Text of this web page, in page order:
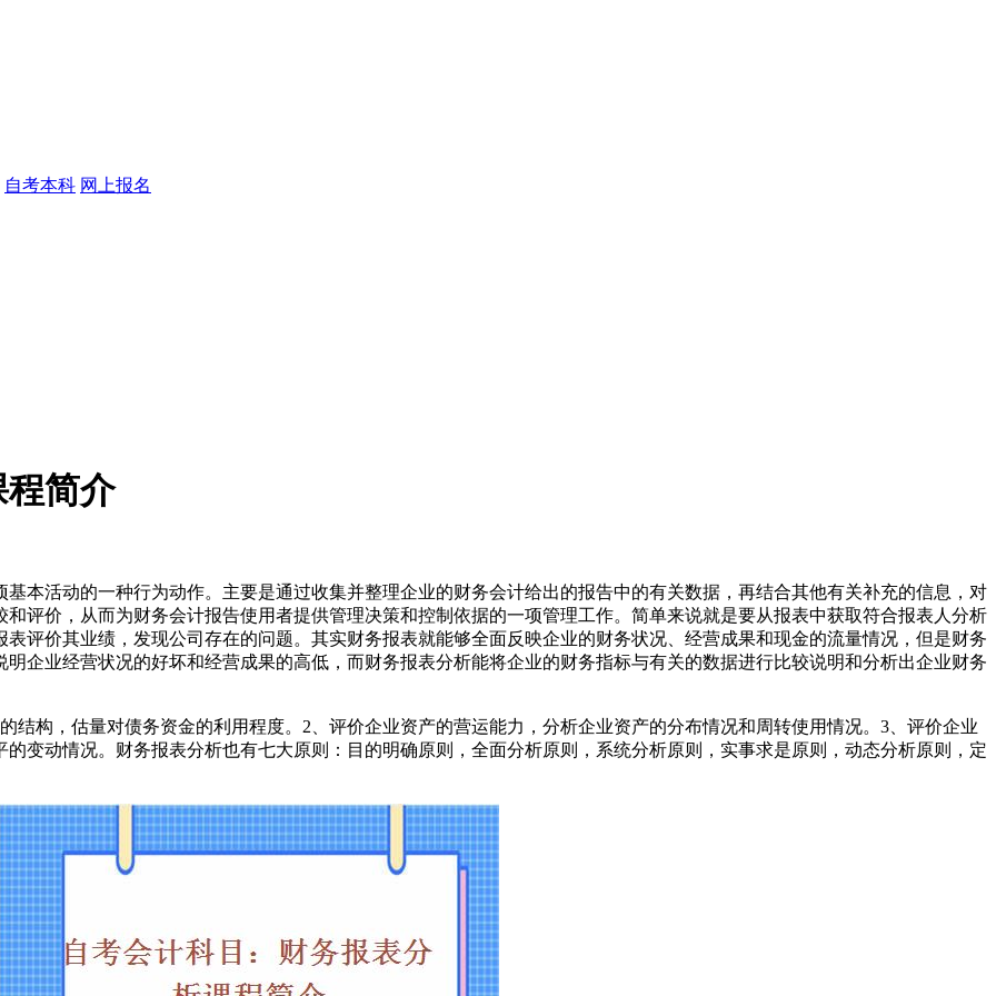
自考本科 网上报名
简介
活动的一种行为动作。主要是通过收集并整理企业的财务会计给出的报告中的有关数据，再结合其他有关补充的信息，对
评价，从而为财务会计报告使用者提供管理决策和控制依据的一项管理工作。简单来说就是要从报表中获取符合报表人分析
评价其业绩，发现公司存在的问题。其实财务报表就能够全面反映企业的财务状况、经营成果和现金的流量情况，但是财务
企业经营状况的好坏和经营成果的高低，而财务报表分析能将企业的财务指标与有关的数据进行比较说明和分析出企业财务
，估量对债务资金的利用程度。2、评价企业资产的营运能力，分析企业资产的分布情况和周转使用情况。3、评价企业
变动情况。财务报表分析也有七大原则：目的明确原则，全面分析原则，系统分析原则，实事求是原则，动态分析原则，定